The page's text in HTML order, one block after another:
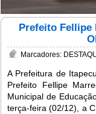
Prefeito Fellipe
Marcadores:
A Prefeitura de
Prefeito Fellipe
Municipal de
terça-feira (02/12), a